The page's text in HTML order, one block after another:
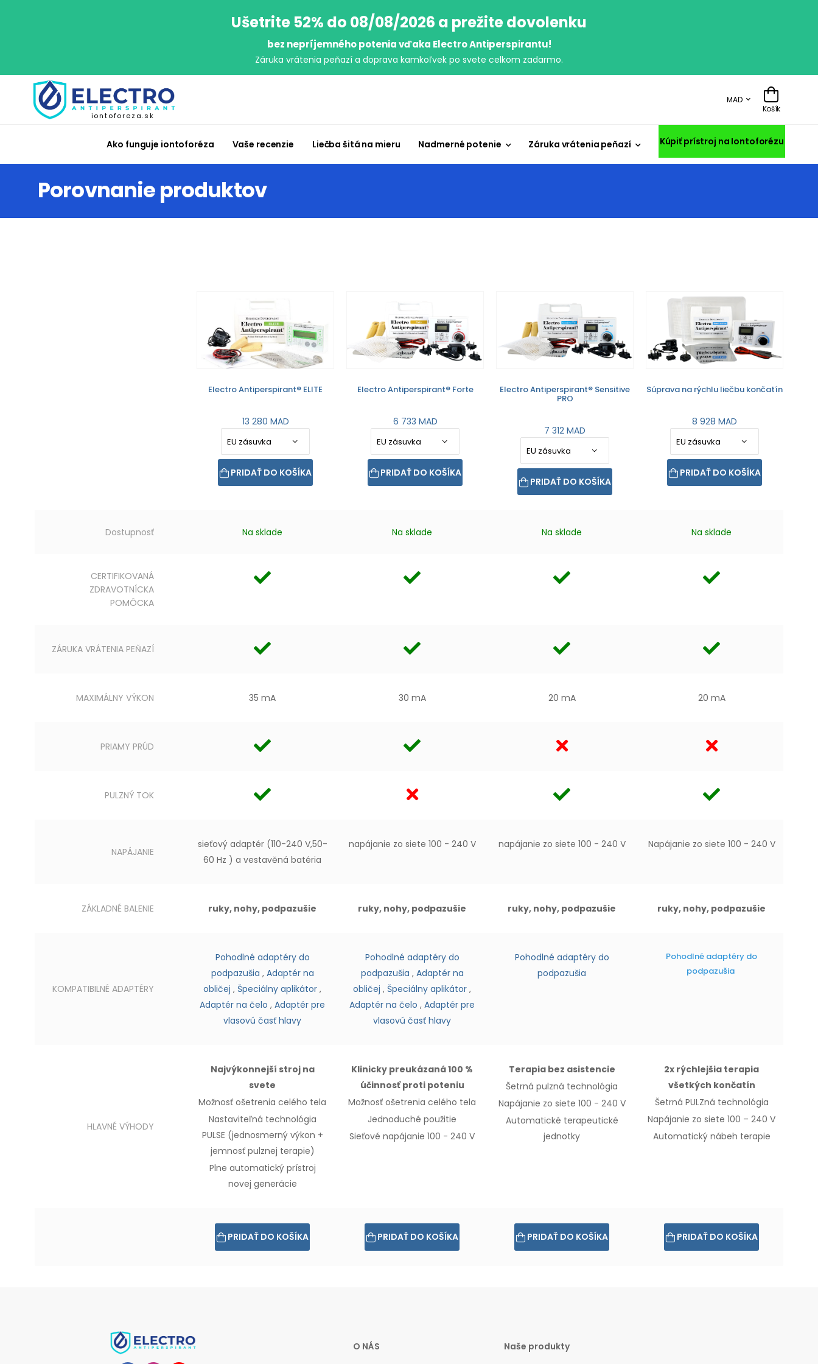
Ušetrite 52% do 08/08/2026 a prežite dovolenku
bez nepríjemného potenia vďaka Electro Antiperspirantu!
Záruka vrátenia peňazí a doprava kamkoľvek po svete celkom zadarmo.
iontoforeza.sk
MAD
Košík
Ako funguje iontoforéza Vaše recenzie Liečba šitá na mieru Nadmerné potenie Záruka vrátenia peňazí Kúpiť prístroj na Iontoforézu
Porovnanie produktov
Electro Antiperspirant® ELITE
13 280 MAD
PRIDAŤ DO KOŠÍKA
Electro Antiperspirant® Forte
6 733 MAD
PRIDAŤ DO KOŠÍKA
Electro Antiperspirant® Sensitive
PRO
7 312 MAD
PRIDAŤ DO KOŠÍKA
Súprava na rýchlu liečbu končatín
8 928 MAD
PRIDAŤ DO KOŠÍKA
Dostupnosť Na sklade Na sklade Na sklade Na sklade
CERTIFIKOVANÁ
ZDRAVOTNÍCKA
POMÔCKA
ZÁRUKA VRÁTENIA PEŇAZÍ
MAXIMÁLNY VÝKON 35 mA 30 mA 20 mA 20 mA
PRIAMY PRÚD
PULZNÝ TOK
NAPÁJANIE
sieťový adaptér (110-240 V,50-
60 Hz ) a vestavěná batéria
napájanie zo siete 100 - 240 V napájanie zo siete 100 - 240 V Napájanie zo siete 100 - 240 V
ZÁKLADNÉ BALENIE ruky, nohy, podpazušie ruky, nohy, podpazušie ruky, nohy, podpazušie ruky, nohy, podpazušie
KOMPATIBILNÉ ADAPTÉRY
Pohodlné adaptéry do
podpazušia , Adaptér na
obličej , Špeciálny aplikátor ,
Adaptér na čelo , Adaptér pre
vlasovú časť hlavy
Pohodlné adaptéry do
podpazušia , Adaptér na
obličej , Špeciálny aplikátor ,
Adaptér na čelo , Adaptér pre
vlasovú časť hlavy
Pohodlné adaptéry do
podpazušia
Pohodlné adaptéry do
podpazušia
HLAVNÉ VÝHODY
Najvýkonnejší stroj na
svete
Možnosť ošetrenia celého tela
Nastaviteľná technológia
PULSE (jednosmerný výkon +
jemnosťpulznej terapie)
Plne automatický prístroj
novej generácie
Klinicky preukázaná 100 %
účinnosť proti poteniu
Možnosť ošetrenia celého tela
Jednoduché použitie
Sieťové napájanie 100 - 240 V
Terapia bez asistencie
Šetrná pulzná technológia
Napájanie zo siete 100 - 240 V
Automatické terapeutické
jednotky
2x rýchlejšia terapia
všetkých končatín
Šetrná PULZná technológia
Napájanie zo siete 100 – 240 V
Automatický nábeh terapie
PRIDAŤ DO KOŠÍKA PRIDAŤ DO KOŠÍKA PRIDAŤ DO KOŠÍKA PRIDAŤ DO KOŠÍKA
O NÁS Naše produkty